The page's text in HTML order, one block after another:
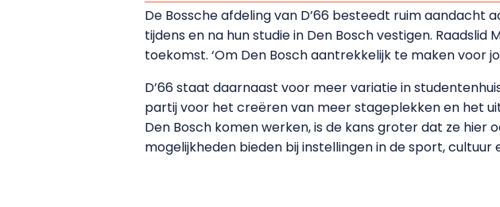
De Bossche afdeling van D’66 besteedt ruim
tijdens en na hun studie in Den Bosch vestigen.
toekomst. ‘Om Den Bosch aantrekkelijk te maken voor
D’66 staat daarnaast voor meer variatie in
partij voor het creëren van meer stageplekken en het
Den Bosch komen werken, is de kans groter dat ze
mogelijkheden bieden bij instellingen in de sport, cultuur